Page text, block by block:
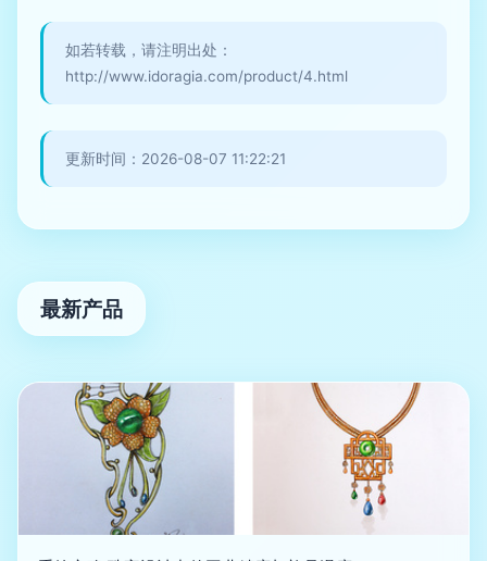
如若转载，请注明出处：
http://www.idoragia.com/product/4.html
更新时间：2026-08-07 11:22:21
最新产品